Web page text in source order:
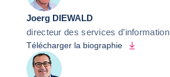
Joerg DIEWALD
directeur des services d’information
Télécharger la biographie